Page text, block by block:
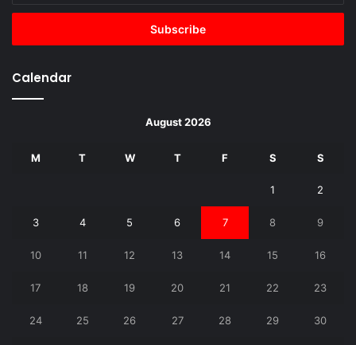
Email
Calendar
August 2026
M T W T F S S
1 2
3 4 5 6 7 8 9
10 11 12 13 14 15 16
17 18 19 20 21 22 23
24 25 26 27 28 29 30